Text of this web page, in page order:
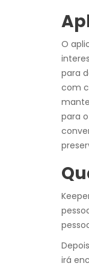
O
para
com
para
irá